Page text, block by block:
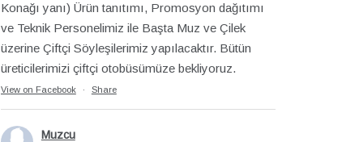
Konağı yanı) Ürün tanıtımı, Promosyon dağıtımı
ve Teknik Personelimiz ile Başta Muz ve Çilek
üzerine Çiftçi Söyleşilerimiz yapılacaktır. Bütün
üreticilerimizi çiftçi otobüsümüze bekliyoruz.
View on Facebook · Share
Muzcu